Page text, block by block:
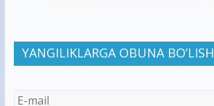
YANGILIKLARGA OBUNA BO’LISH